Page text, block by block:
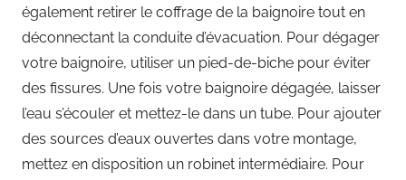
également retirer le coffrage de la baignoire tout en
déconnectant la conduite d’évacuation. Pour dégager
votre baignoire, utiliser un pied-de-biche pour éviter
des fissures. Une fois votre baignoire dégagée, laisser
l’eau s’écouler et mettez-le dans un tube. Pour ajouter
des sources d’eaux ouvertes dans votre montage,
mettez en disposition un robinet intermédiaire. Pour